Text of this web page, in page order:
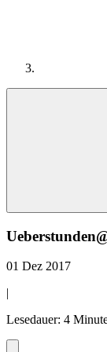
01 Dez 2017
|
Lesedauer: 4